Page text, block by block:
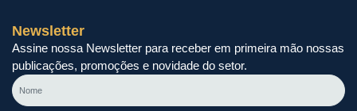
Newsletter
Assine nossa Newsletter para receber em primeira mão nossas
publicações, promoções e novidade do setor.
Nome